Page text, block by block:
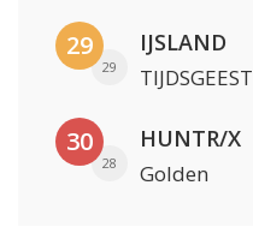
29
29
IJSLAND
TIJDSGEEST
30
28
HUNTR/X
Golden